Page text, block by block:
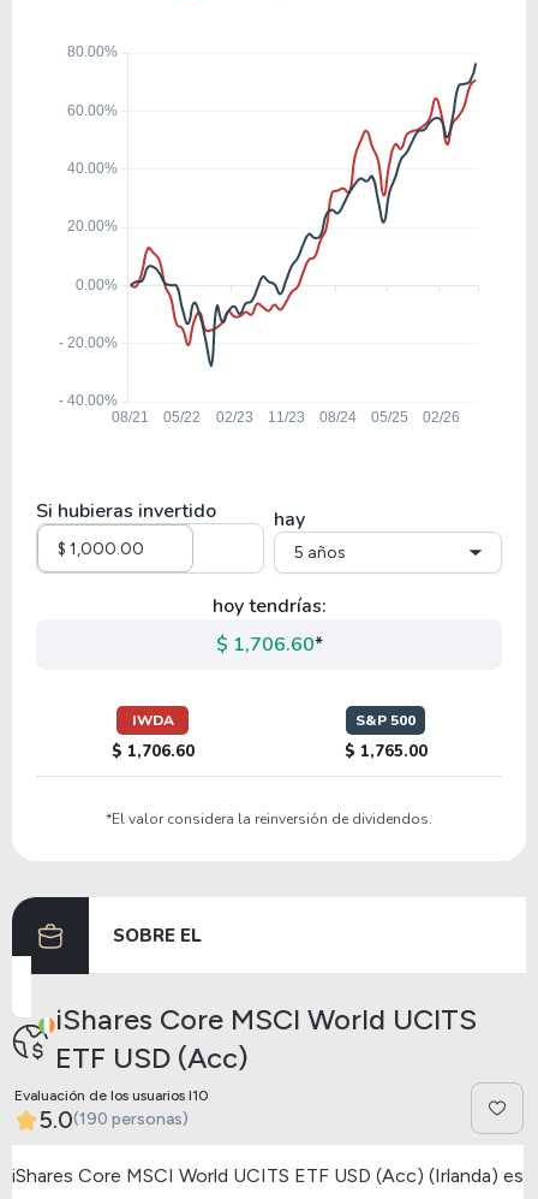
Si hubieras invertido hay
5 años
hoy tendrías:
$ 1,706.60*
IWDA
$ 1,706.60
S&P 500
$ 1,765.00
*El valor considera la reinversión de dividendos.
SOBRE EL
iShares Core MSCI World UCITS
ETF USD (Acc)
Evaluación de los usuarios I10
5.0(190 personas)
iShares Core MSCI World UCITS ETF USD (Acc) (Irlanda) es